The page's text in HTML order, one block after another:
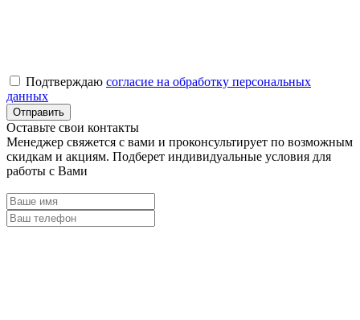
Подтверждаю согласие на обработку персональных
данных
Оставьте свои контакты
Менеджер свяжется с вами и проконсультирует по возможным
скидкам и акциям. Подберет индивидуальные условия для
работы с Вами